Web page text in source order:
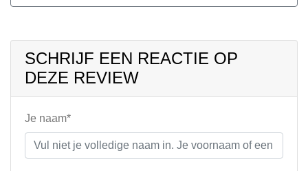
SCHRIJF EEN REACTIE OP
DEZE REVIEW
Je naam*